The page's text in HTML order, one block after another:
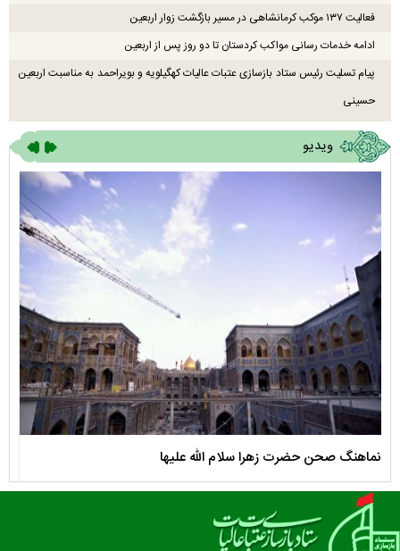
فعالیت ۱۳۷ موکب کرمانشاهی در مسیر بازگشت زوار اربعین
ادامه خدمات رسانی مواکب کردستان تا دو روز پس از اربعین
پیام تسلیت رئیس ستاد بازسازی عتبات عالیات کهگیلویه و بویراحمد به مناسبت اربعین
حسینی
ویدیو
نماهنگ صحن حضرت زهرا سلام الله علیها